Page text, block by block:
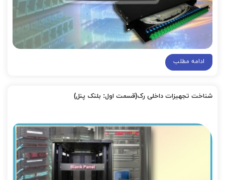
ادامه مطلب
شناخت تجهیزات داخلی رک(قسمت اول: بلنک پنل)